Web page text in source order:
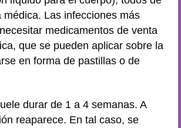
médica. Las infecciones más
medicamentos de venta
que se pueden aplicar sobre la
en forma de pastillas o de
durar de 1 a 4 semanas. A
reaparece. En tal caso, se